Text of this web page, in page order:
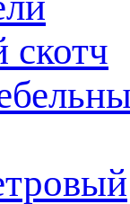
скотч